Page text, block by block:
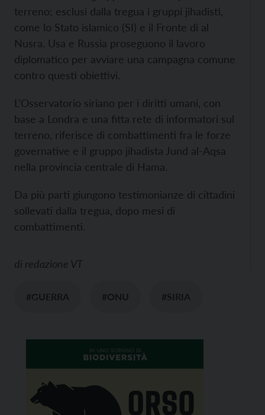
terreno; esclusi dalla tregua i gruppi jihadisti,
come lo Stato islamico (SI) e il Fronte di al
Nusra. Usa e Russia proseguono il lavoro
diplomatico per avviare una campagna comune
contro questi obiettivi.
L’Osservatorio siriano per i diritti umani, con
base a Londra e una fitta rete di informatori sul
terreno, riferisce di combattimenti fra le forze
governative e il gruppo jihadista Jund al-Aqsa
nella provincia centrale di Hama.
Da più parti giungono testimonianze di cittadini
sollevati dalla tregua, dopo mesi di
combattimenti.
di redazione VT
#GUERRA #ONU #SIRIA